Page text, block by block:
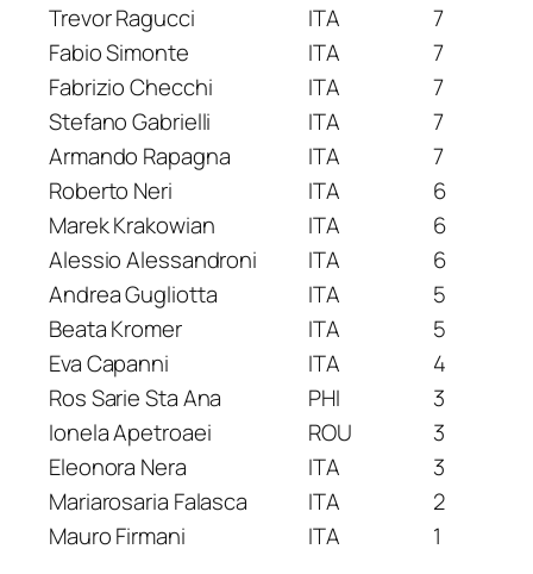
Trevor Ragucci
ITA
7
Fabio Simonte
ITA
7
Fabrizio Checchi
ITA
7
Stefano Gabrielli
ITA
7
Armando Rapagna
ITA
7
Roberto Neri
ITA
6
Marek Krakowian
ITA
6
Alessio Alessandroni
ITA
6
Andrea Gugliotta
ITA
5
Beata Kromer
ITA
5
Eva Capanni
ITA
4
Ros Sarie Sta Ana
PHI
3
Ionela Apetroaei
ROU
3
Eleonora Nera
ITA
3
Mariarosaria Falasca
ITA
2
Mauro Firmani
ITA
1